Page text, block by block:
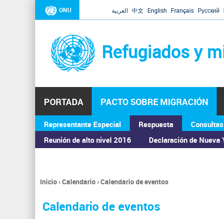
ONU العربية 中文 English Français Русский
Refugiados y
PORTADA PACTO SOBRE MIGRACIÓN
Representante Especial
Respuesta
Reunión de alto nivel 2016
Declaración de Nueva
Consultas
ASAMBLEA GENERAL
Se
encuentra
usted
Inicio›Calendario›Calendario de eventos
Calendario de eventos